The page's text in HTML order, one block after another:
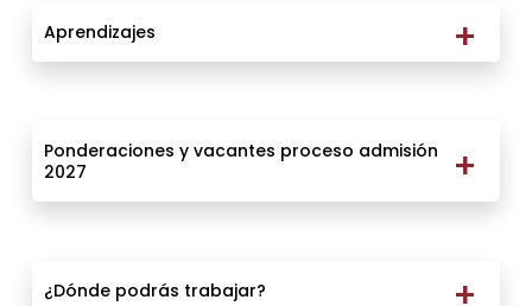
Aprendizajes
Ponderaciones y vacantes proceso admisión
2027
¿Dónde podrás trabajar?